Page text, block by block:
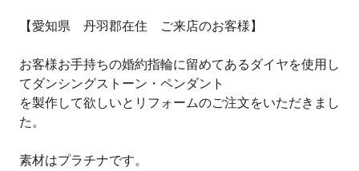
【愛知県 丹羽郡在住 ご来店のお客様】
お客様お手持ちの婚約指輪に留めてあるダイヤを使用し
てダンシングストーン・ペンダント
を製作して欲しいとリフォームのご注文をいただきまし
た。
素材はプラチナです。